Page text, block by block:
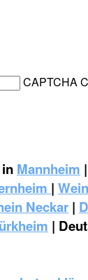
CAPTCHA
Mannheim |
|
Neckar |
|